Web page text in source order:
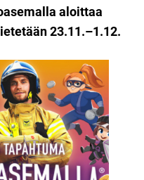
aloittaa
23.11.–1.12.